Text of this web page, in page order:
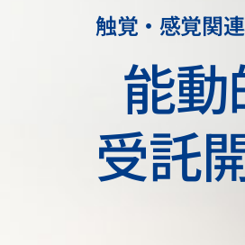
触覚・感覚関
能動
受託